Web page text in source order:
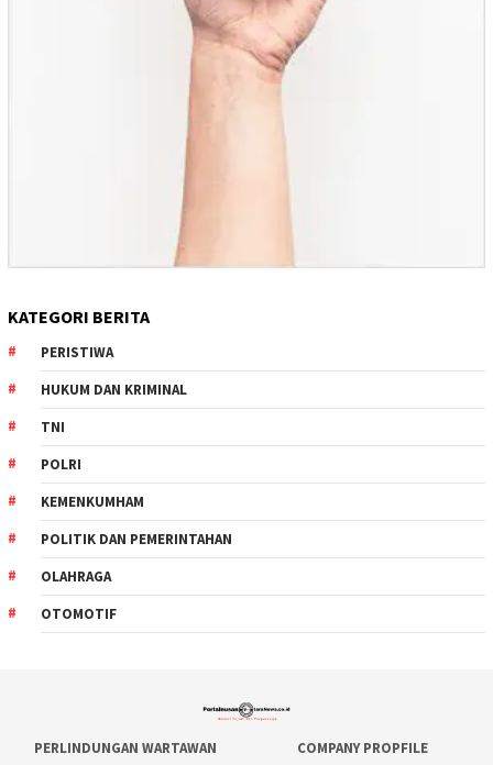
KATEGORI BERITA
PERISTIWA
HUKUM DAN KRIMINAL
TNI
POLRI
KEMENKUMHAM
POLITIK DAN PEMERINTAHAN
OLAHRAGA
OTOMOTIF
PERLINDUNGAN WARTAWAN COMPANY PROPFILE